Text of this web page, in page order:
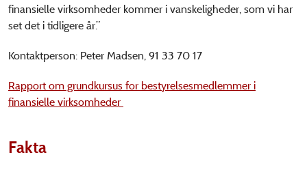
finansielle virksomheder kommer i vanskeligheder, som vi har
set det i tidligere år.”
Kontaktperson: Peter Madsen, 91 33 70 17
Rapport om grundkursus for bestyrelsesmedlemmer i
finansielle virksomheder
Fakta